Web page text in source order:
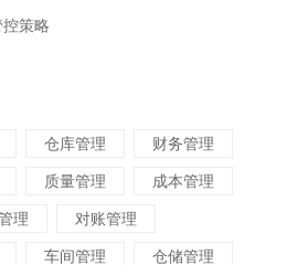
策略
仓库管理 财务管理
质量管理 成本管理
理 对账管理
车间管理 仓储管理